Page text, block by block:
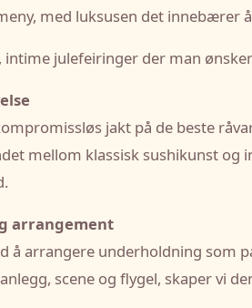
med luksusen det innebærer
julefeiringer der man
jakt på de beste
mellom klassisk sushikunst
arrangement
å arrangere underholdning som
scene og flygel, skaper vi